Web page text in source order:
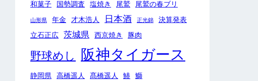
和菓子 国勢調査 塩焼き 尾鷲 尾鷲の春ブリ
山形県 年金 才木浩人 日本酒 正光錦
決算発表
立石正広 茨城県 西京焼き 豚肉
野球めし 阪神タイガース
静岡県 高橋遥人 髙橋遥人 鰆 鰤